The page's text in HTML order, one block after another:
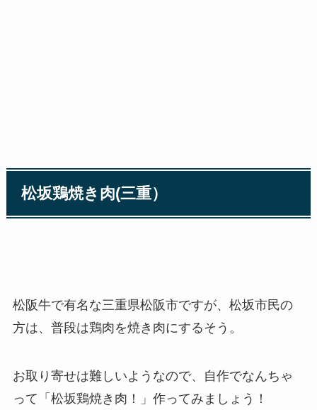
松坂鶏焼き肉(三重）
松阪牛で有名な三重県松阪市ですが、松坂市民の
方は、普段は鶏肉を焼き肉にするそう。
お取り寄せは難しいようなので、自作でなんちゃ
って「松坂鶏焼き肉！」作ってみましょう！